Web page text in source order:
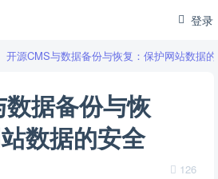
登录
开源CMS与数据备份与恢复：保护网站数据
据备份与恢
数据的安全
126